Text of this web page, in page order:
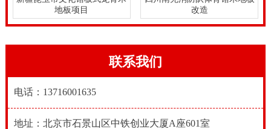
做到互不影响。
健身房木地板制造商实木体育馆木地板制造商并不只喜
欢羽毛球馆瑜珈馆舞蹈室等地法院的木地板使用篮球场
的运动木地板。体育馆木地板在地板安装前，由于地基
损坏，地面水分进入导致地板起鼓。体育馆木地板厂家
地板项目
改造
联系我们
电话：13716001635
地址：北京市石景山区中铁创业大厦A座601室